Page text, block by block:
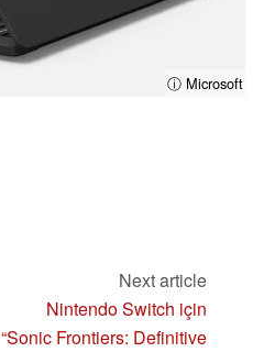
ⓘ Microsoft
Next article
Nintendo Switch için
“Sonic Frontiers: Definitive